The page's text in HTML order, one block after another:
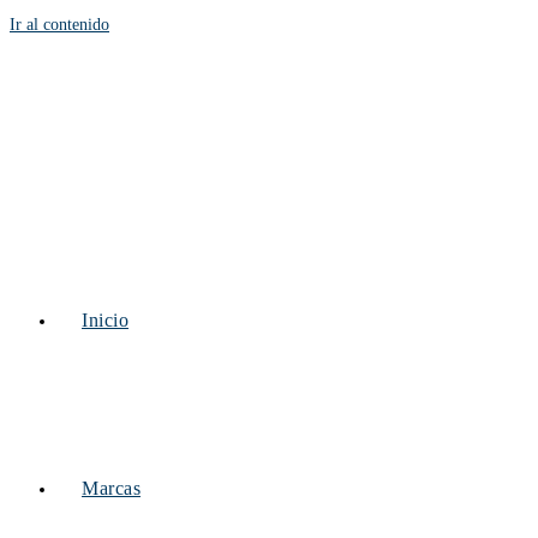
Ir al contenido
Inicio
Marcas